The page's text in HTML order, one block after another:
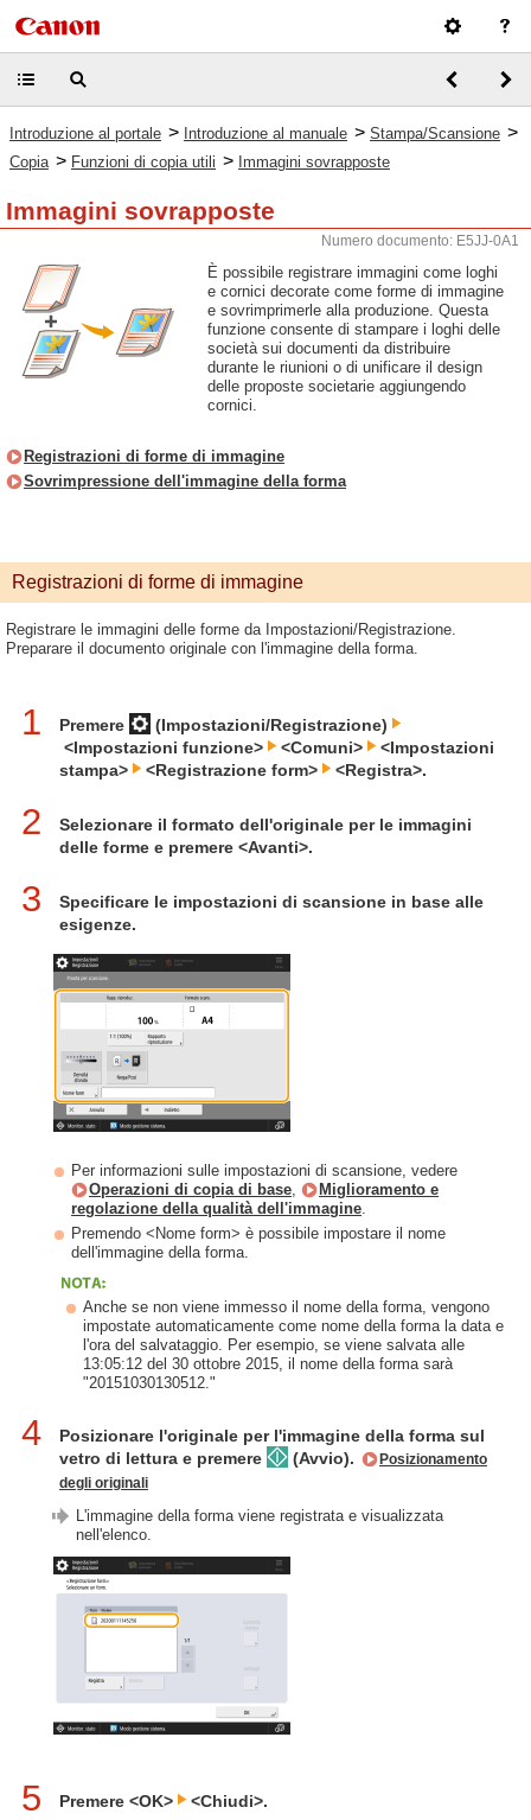
Introduzione al portale > Introduzione al manuale > Stampa/Scansione >
Copia > Funzioni di copia utili > Immagini sovrapposte
Immagini sovrapposte
Numero documento: E5JJ-0A1
È possibile registrare immagini come loghi
e cornici decorate come forme di immagine
e sovrimprimerle alla produzione. Questa
funzione consente di stampare i loghi delle
società sui documenti da distribuire
durante le riunioni o di unificare il design
delle proposte societarie aggiungendo
cornici.
Registrazioni di forme di immagine
Sovrimpressione dell'immagine della forma
Registrazioni di forme di immagine
Registrare le immagini delle forme da Impostazioni/Registrazione.
Preparare il documento originale con l'immagine della forma.
1 Premere
(Impostazioni/Registrazione)
<Impostazioni funzione>
<Comuni>
<Impostazioni
stampa>
<Registrazione form> <Registra>.
2
Selezionare il formato dell'originale per le immagini
delle forme e premere <Avanti>.
3
Specificare le impostazioni di scansione in base alle
esigenze.
Per informazioni sulle impostazioni di scansione, vedere
Operazioni di copia di base,
Miglioramento e
regolazione della qualità dell'immagine.
Premendo <Nome form> è possibile impostare il nome
dell'immagine della forma.
Anche se non viene immesso il nome della forma, vengono
impostate automaticamente come nome della forma la data e
l'ora del salvataggio. Per esempio, se viene salvata alle
13:05:12 del 30 ottobre 2015, il nome della forma sarà
"20151030130512."
4
Posizionare l'originale per l'immagine della forma sul
vetro di lettura e premere
(Avvio).
Posizionamento
degli originali
L'immagine della forma viene registrata e visualizzata
nell'elenco.
5 Premere <OK> <Chiudi>.